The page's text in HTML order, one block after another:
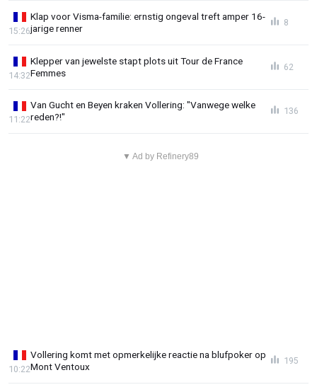
Klap voor Visma-familie: ernstig ongeval treft amper 16-
jarige renner
15:26
8
Klepper van jewelste stapt plots uit Tour de France
Femmes
14:32
62
Van Gucht en Beyen kraken Vollering: "Vanwege welke
reden?!"
11:22
136
▼ Ad by Refinery89
Vollering komt met opmerkelijke reactie na blufpoker op
Mont Ventoux
10:22
195